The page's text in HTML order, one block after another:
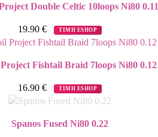
Double Celtic 10loops Ni80 0.11
19.90 € ΤΙΜΗ ESHOP
Fishtail Braid 7loops Ni80 0.12
16.90 € ΤΙΜΗ ESHOP
Spanos Fused Ni80 0.22